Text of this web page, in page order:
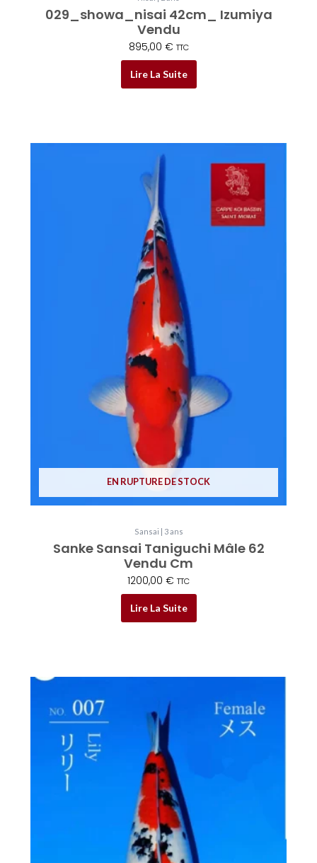
029_showa_nisai 42cm_ Izumiya
Vendu
895,00 € TTC
Lire La Suite
EN RUPTURE DE STOCK
Sansai | 3 ans
Sanke Sansai Taniguchi Mâle 62
Vendu Cm
1200,00 € TTC
Lire La Suite